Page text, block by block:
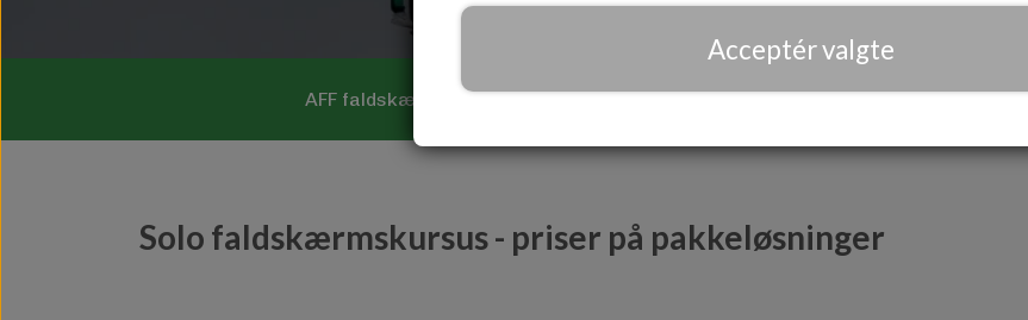
AFF faldskærmskursus Faldskærmslicens Skydiver på en uge
Solo faldskærmskursus - priser på pakkeløsninger
Acceptér valgte